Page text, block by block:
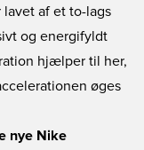
lavet af et to-lags
og energifyldt
hjælper til her,
øges
nye Nike